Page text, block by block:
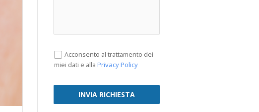
Acconsento al trattamento dei
miei dati e alla Privacy Policy
INVIA RICHIESTA